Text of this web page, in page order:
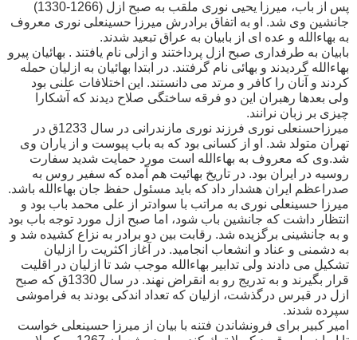
پس از باب، میرزا یحیی نوری ملقب به صبح ازل (1266-1330)
جانشین وی شد. او به اتفاق برادرش میرزا حسینعلی نوری معروف
به بهاءالله و عده ای از بابیان به عراق تبعید شدند.
بابیان به طرفداری صبح ازل پرداختند و ازلی نام یافتند . بهائیان پیرو
بهاءالله گردیدند و بهائی نام گرفتند. در ابتدا بهائیان به ازلیان حمله
کردند و آنان را کافر و مرتد می دانستند. این اختلافات علنی بود
ولی بعدها رهبران این دو فرقه ساختگی صلاح دیدند که آشکارا
چیزی بر زبان نرانند.
میرزاحسنعلی نوری فرزند نوری مازندرانی در سال 1233ق در
تهران متولد شد. او از کسانی بود که به باب پیوست و از یاران وی
شد.وی که معروف به بهاءالله است مورد حمایت شدید سفارت
روسیه در ایران بود. در تاریخ بهائیت هم آمده که سفیر روس به
صدراعظم ایران هشدار داد که باید مسئول حفظ جان بهاءالله باشد.
میرزا حسینعلی نوری به مراتب با سوادتر از علی محمد باب بود و
انتظار داشت که جانشین باب شود، اما صبح ازل مورد توجه باب بود
و به جانشینی برگزیده شد. رقابت بین دو برادر به نزاع کشیده شد و
به دشمنی و عناد و انشعاب انجامید. در آغاز اکثریت را ازلیان
تشکیل می دادند ولی تدابیر بهاءالله موجب شد تا ازلیان در اقلیت
قرار بگیرند و به تدریج رو به انقراض نهند. در سال 1330ق که صبح
ازل در قبرس درگذشت، ازلیان که تعداد اندکی بودند به فراموشی
سپرده شدند.
امير كبير براى فرونشاندن فتنه با بيان از ميرزا حسينعلى خواست